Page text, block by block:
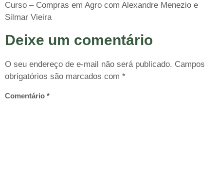
Curso – Compras em Agro com Alexandre Menezio e
Silmar Vieira
Deixe um comentário
O seu endereço de e-mail não será publicado. Campos
obrigatórios são marcados com *
Comentário *